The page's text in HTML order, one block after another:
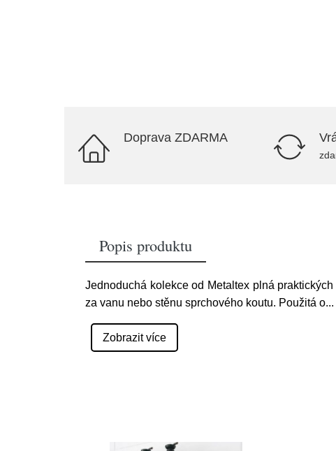
Doprava ZDARMA
Popis produktu
Jednoduchá kolekce od Metaltex plná
za vanu nebo stěnu sprchového koutu. Použitá o...
Zobrazit více